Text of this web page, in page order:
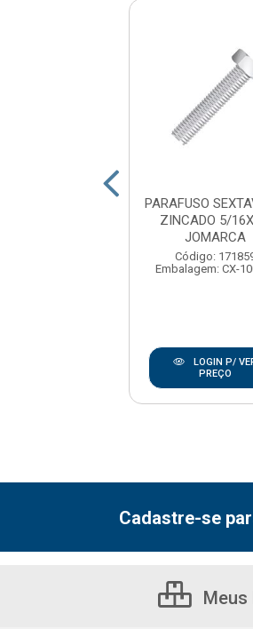
PARAFUSO
ZINCADO 5/
JOMARCA
Código:
Embalagem: CX-
LOGIN P/
PREÇO
Cadastre-se
Meus